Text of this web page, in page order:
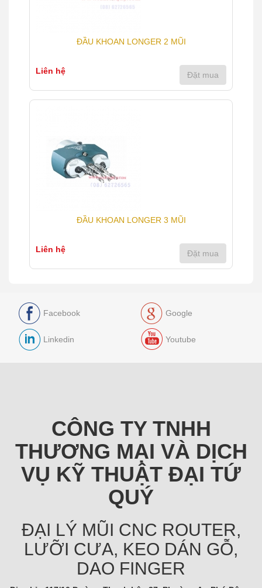
ĐẦU KHOAN LONGER 2 MŨI
Liên hệ Đặt mua
ĐẦU KHOAN LONGER 3 MŨI
Liên hệ Đặt mua
Facebook Google
Linkedin Youtube
CÔNG TY TNHH
THƯƠNG MẠI VÀ DỊCH
VỤ KỸ THUẬT ĐẠI TỨ
QUÝ
ĐẠI LÝ MŨI CNC ROUTER,
LƯỠI CƯA, KEO DÁN GỖ,
DAO FINGER